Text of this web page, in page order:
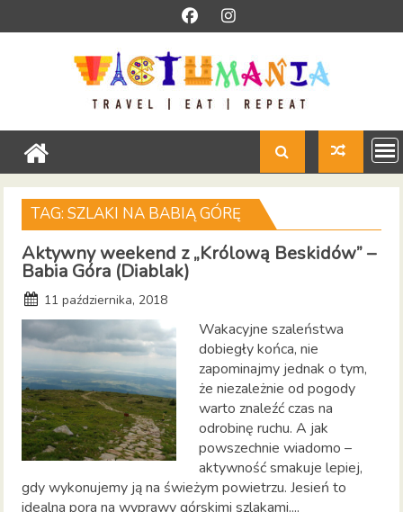
to
TAG:SZLAKI NA BABIĄ GÓRĘ
Aktywny weekend z „Królową Beskidów” –
Babia Góra (Diablak)
11 października, 2018
Wakacyjne szaleństwa
dobiegły końca, nie
zapominajmy jednak o tym,
że niezależnie od pogody
warto znaleźć czas na
odrobinę ruchu. A jak
powszechnie wiadomo –
aktywność smakuje lepiej,
gdy wykonujemy ją na świeżym powietrzu. Jesień to
idealna pora na wyprawy górskimi szlakami....